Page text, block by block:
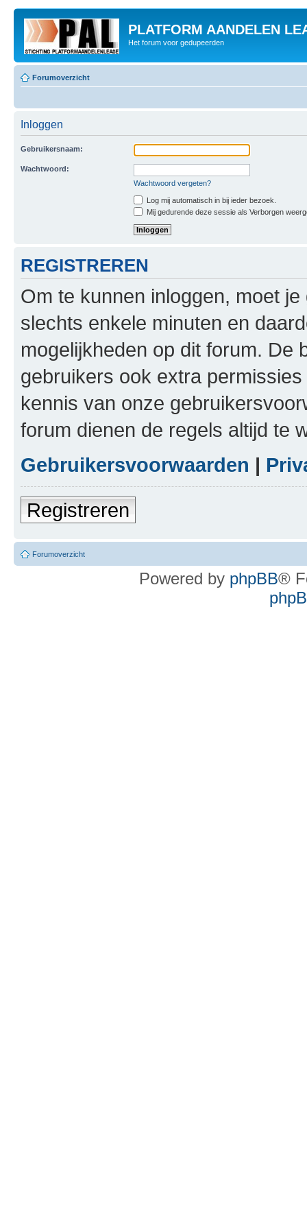
PLATFORM AANDELEN
Het forum voor gedupeerden
Forumoverzicht
Inloggen
Gebruikersnaam:
Wachtwoord:
Wachtwoord vergeten?
Log mij automatisch in bij ieder bezoek.
Mij gedurende deze sessie als Verborgen
REGISTREREN
Om te kunnen inloggen, moet
slechts enkele minuten en
mogelijkheden op dit forum. De
gebruikers ook extra
kennis van onze
forum dienen de regels altijd te
Gebruikersvoorwaarden |
Registreren
Forumoverzicht
Powered by phpBB®